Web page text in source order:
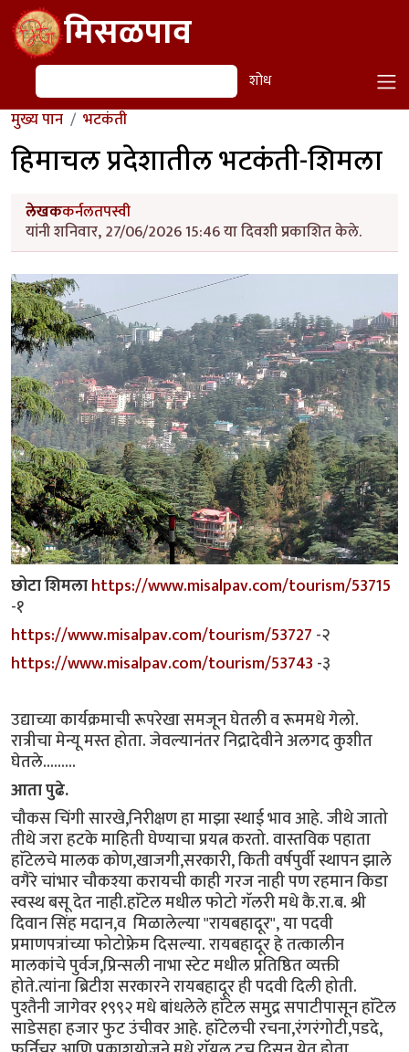
Skip to main contentमिसळपाव
शोध शोध
मुख्य पान भटकंती
हिमाचल प्रदेशातील भटकंती-शिमला
लेखककर्नलतपस्वी
यांनी शनिवार, 27/06/2026 15:46 या दिवशी प्रकाशित केले.
छोटा शिमलाhttps://www.misalpav.com/tourism/53715
-१
https://www.misalpav.com/tourism/53727-२
https://www.misalpav.com/tourism/53743-३
उद्याच्या कार्यक्रमाची रूपरेखा समजून घेतली व रूममधे गेलो.
रात्रीचा मेन्यू मस्त होता. जेवल्यानंतर निद्रादेवीने अलगद कुशीत
घेतले.........
आता पुढे.
चौकस चिंगी सारखे,निरीक्षण हा माझा स्थाई भाव आहे. जीथे जातो
तीथे जरा हटके माहिती घेण्याचा प्रयत्न करतो. वास्तविक पहाता
हाॅटेलचे मालक कोण,खाजगी,सरकारी, किती वर्षपुर्वी स्थापन झाले
वगैरे चांभार चौकश्या करायची काही गरज नाही पण रहमान किडा
स्वस्थ बसू देत नाही.हाॅटेल मधील फोटो गॅलरी मधे कै.रा.ब. श्री
दिवान सिंह मदान,व मिळालेल्या "रायबहादूर", या पदवी
प्रमाणपत्रांच्या फोटोफ्रेम दिसल्या. रायबहादूर हे तत्कालीन
मालकांचे पुर्वज,प्रिन्सली नाभा स्टेट मधील प्रतिष्ठित व्यक्ती
होते.त्यांना ब्रिटीश सरकारने रायबहादूर ही पदवी दिली होती.
पुश्तैनी जागेवर १९९२ मधे बांधलेले हाॅटेल समुद्र सपाटीपासून हाॅटेल
साडेसहा हजार फुट उंचीवर आहे. हाॅटेलची रचना,रंगरंगोटी,पडदे,